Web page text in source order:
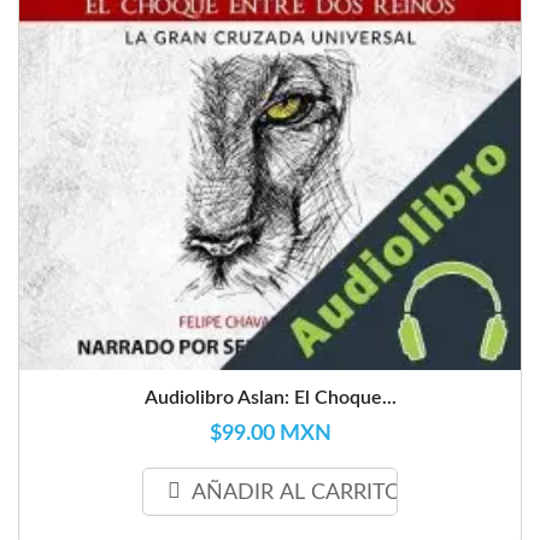
Audiolibro Aslan: El Choque...
$99.00 MXN
AÑADIR AL CARRITO